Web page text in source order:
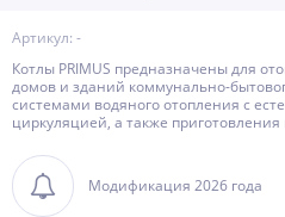
Артикул: -
Котлы PRIMUS предназначены для
домов и зданий коммунально-
системами водяного отопления с
циркуляцией, а также
Модификация 2026 года